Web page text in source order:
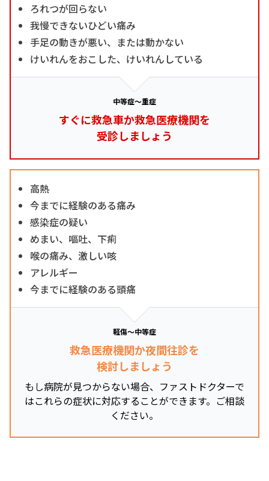
ろれつが回らない
我慢できないひどい痛み
手足の動きが悪い、または動かない
けいれんをおこした、けいれんしている
中等症～重症
すぐに救急車か救急医療機関を
受診しましょう
高熱
今までに経験のある痛み
感染症の疑い
めまい、嘔吐、下痢
喉の痛み、激しい咳
アレルギー
今までに経験のある頭痛
軽傷～中等症
救急医療機関か夜間往診を
検討しましょう
もし病院が見つからない場合、ファストドクターで
はこれらの症状に対応することができます。ご相談
ください。